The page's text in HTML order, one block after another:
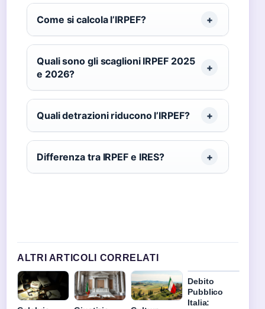
Come si calcola l’IRPEF?
Quali sono gli scaglioni IRPEF 2025
e 2026?
Quali detrazioni riducono l’IRPEF?
Differenza tra IRPEF e IRES?
ALTRI ARTICOLI CORRELATI
Debito
Pubblico
Italia: